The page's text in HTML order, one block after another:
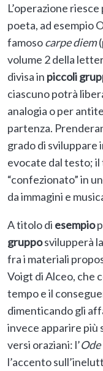
L’operazione
poeta, ad esempio
famosocarpe diem
volume 2 della
divisa in piccoli
ciascuno potrà
analogia o per
partenza.
grado di sviluppare
evocate dal testo;
“confezionato” in
da immagini e
A titolo di esempio
grupposvilupperà
fra i materiali
Voigt di Alceo, che
tempo e il
dimenticando gli
invece apparire più
versi oraziani: l’Ode
l’accento